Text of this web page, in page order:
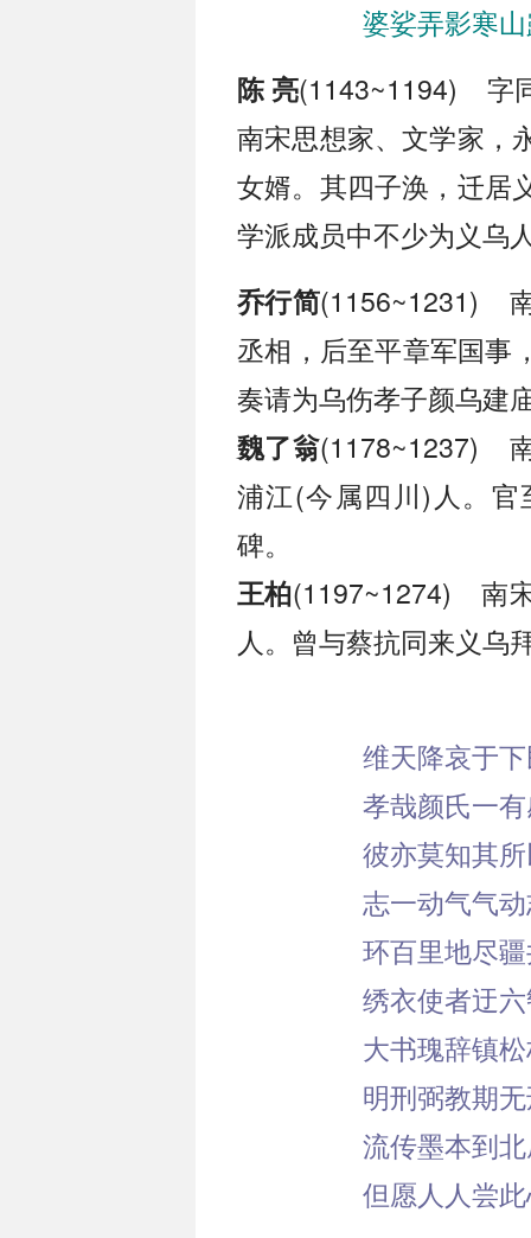
婆娑弄影寒
陈 亮(1143~1194) 字
南宋思想家、文学家，
女婿。其四子涣，迁居
学派成员中不少为义乌
乔行简(1156~1231)
丞相，后至平章军国事
奏请为乌伤孝子颜乌建
魏了翁(1178~1237)
浦江(今属四川)人。
碑。
王柏(1197~1274) 南
人。曾与蔡抗同来义乌
维天降哀于
孝哉颜氏一
彼亦莫知其
志一动气气
环百里地尽
绣衣使者迂
大书瑰辞镇
明刑弼教期
流传墨本到
但愿人人尝